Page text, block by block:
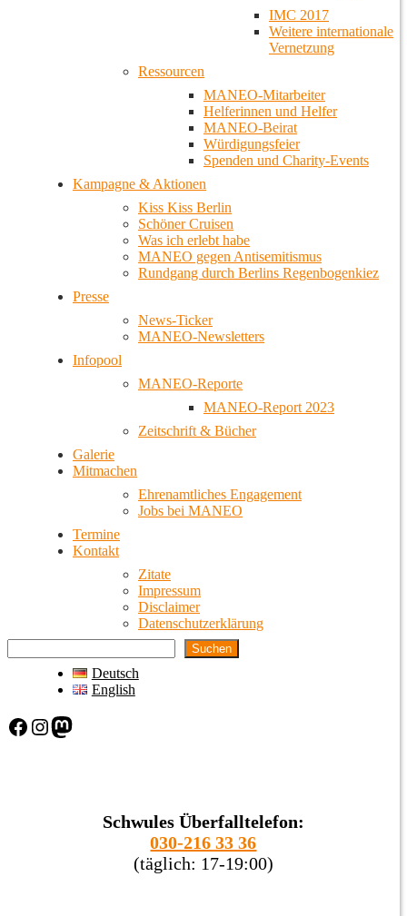
IMC 2017
Weitere internationale
Vernetzung
Ressourcen
MANEO-Mitarbeiter
Helferinnen und Helfer
MANEO-Beirat
Würdigungsfeier
Spenden und Charity-Events
Kampagne & Aktionen
Kiss Kiss Berlin
Schöner Cruisen
Was ich erlebt habe
MANEO gegen Antisemitismus
Rundgang durch Berlins Regenbogenkiez
Presse
News-Ticker
MANEO-Newsletters
Infopool
MANEO-Reporte
MANEO-Report 2023
Zeitschrift & Bücher
Galerie
Mitmachen
Ehrenamtliches Engagement
Jobs bei MANEO
Termine
Kontakt
Zitate
Impressum
Disclaimer
Datenschutzerklärung
Suchen
Deutsch
English
Facebook Instagram Mastodon
Schwules Überfalltelefon:
030-216 33 36
(täglich: 17-19:00)